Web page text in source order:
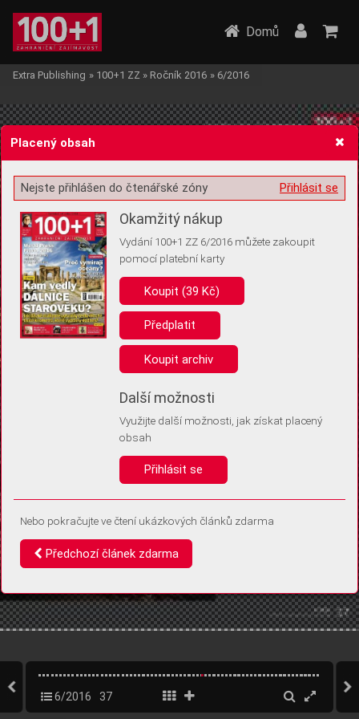
Žádost o souhlas s ukládáním volitelných informací
Pro základní fungování webu nepotřebujeme ukládat žádné informace
(tzv. cookies apod.). Rádi bychom vás ale požádali o souhlas s
uložením volitelných informací:
Anonymní unikátní ID
Díky němu příště poznáme, že se jedná o stejné zařízení, a
Identifikátor je zcela anonymní.
Vaše souhlasy a odmítnutí si ukládáme do vašeho zařízení, abychom se
vás už příště znovu neptali. Můžete je kdykoli později upravit ve Správě
Domů
Extra Publishing » 100+1 ZZ » Ročník 2016 » 6/2016
6/2016 37
Placený obsah
Přihlásit se
Nejste přihlášen do čtenářské zóny
Okamžitý nákup
Vydání 100+1 ZZ 6/2016 můžete zakoupit
pomocí platební karty
Koupit (39 Kč)
Předplatit
Koupit archiv
Další možnosti
Využijte další možnosti, jak získat placený
obsah
Přihlásit se
Nebo pokračujte ve čtení ukázkových článků zdarma
Předchozí článek zdarma